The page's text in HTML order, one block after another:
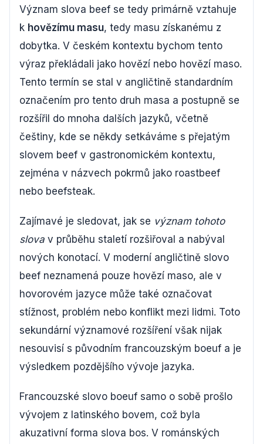
Význam slova beef se tedy primárně vztahuje
k hovězímu masu, tedy masu získanému z
dobytka. V českém kontextu bychom tento
výraz překládali jako hovězí nebo hovězí maso.
Tento termín se stal v angličtině standardním
označením pro tento druh masa a postupně se
rozšířil do mnoha dalších jazyků, včetně
češtiny, kde se někdy setkáváme s přejatým
slovem beef v gastronomickém kontextu,
zejména v názvech pokrmů jako roastbeef
nebo beefsteak.
Zajímavé je sledovat, jak se význam tohoto
slova v průběhu staletí rozšiřoval a nabýval
nových konotací. V moderní angličtině slovo
beef neznamená pouze hovězí maso, ale v
hovorovém jazyce může také označovat
stížnost, problém nebo konflikt mezi lidmi. Toto
sekundární významové rozšíření však nijak
nesouvisí s původním francouzským boeuf a je
výsledkem pozdějšího vývoje jazyka.
Francouzské slovo boeuf samo o sobě prošlo
vývojem z latinského bovem, což byla
akuzativní forma slova bos. V románských